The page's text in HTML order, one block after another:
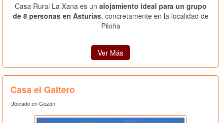
Casa Rural La Xana es un alojamiento ideal para un grupo
de 8 personas en Asturias, concretamente en la localidad de
Piloña
Ver Más
Casa el Gaitero
Ubicado en Gozón